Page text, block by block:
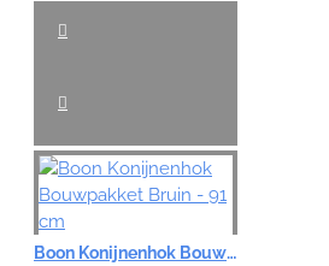
Boon Konijnenhok Bouwpakket Bruin - 91 cm